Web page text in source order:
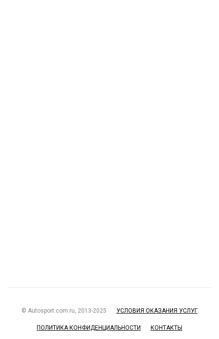
© Autosport.com.ru, 2013-2025 УСЛОВИЯ ОКАЗАНИЯ УСЛУГ
ПОЛИТИКА КОНФИДЕНЦИАЛЬНОСТИ КОНТАКТЫ